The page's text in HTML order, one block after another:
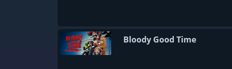
Bloody Good Time